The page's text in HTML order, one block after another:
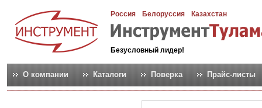
Россия Белоруссия Казахстан
Безусловный лидер!
О компании Каталоги Поверка Прайс-листы